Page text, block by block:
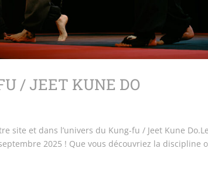
/ JEET KUNE DO
site et dans l’univers du Kung-fu / Jeet Kune
2025 ! Que vous découvriez la discipline